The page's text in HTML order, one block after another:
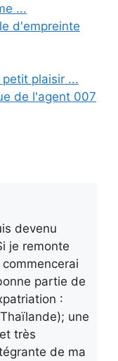
...
d'empreinte
plaisir ...
de l'agent 007
devenu
je remonte
partie de
:
une
très
de ma